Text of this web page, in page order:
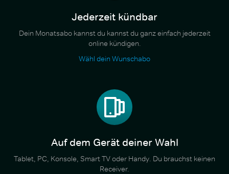
Jederzeit kündbar
Dein Monatsabo kannst du kannst du ganz einfach jederzeit
online kündigen.
Wähl dein Wunschabo
Auf dem Gerät deiner Wahl
Tablet, PC, Konsole, Smart TV oder Handy. Du brauchst keinen
Receiver.